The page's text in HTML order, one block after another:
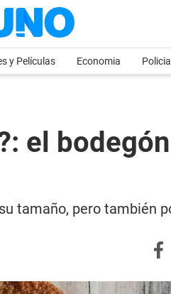
y Películas Economia
el
tamaño, pero también